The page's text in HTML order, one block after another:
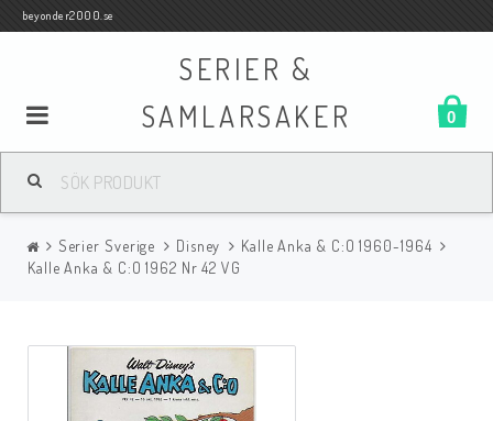
beyonder2000.se
SERIER &
SAMLARSAKER
0
Samlar- och Spelkort
Serier
Böcker
Serier Sverige Disney
Kalle Anka & C:O 1960-1964
Kalle Anka & C:O 1962 Nr 42 VG